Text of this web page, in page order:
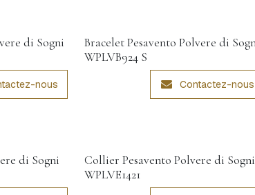
di Sogni
nous
Bracelet Pesavento Polvere di
WPLVB924 S
Contactez-nous
di Sogni
Collier Pesavento Polvere di Sogni
WPLVE1421